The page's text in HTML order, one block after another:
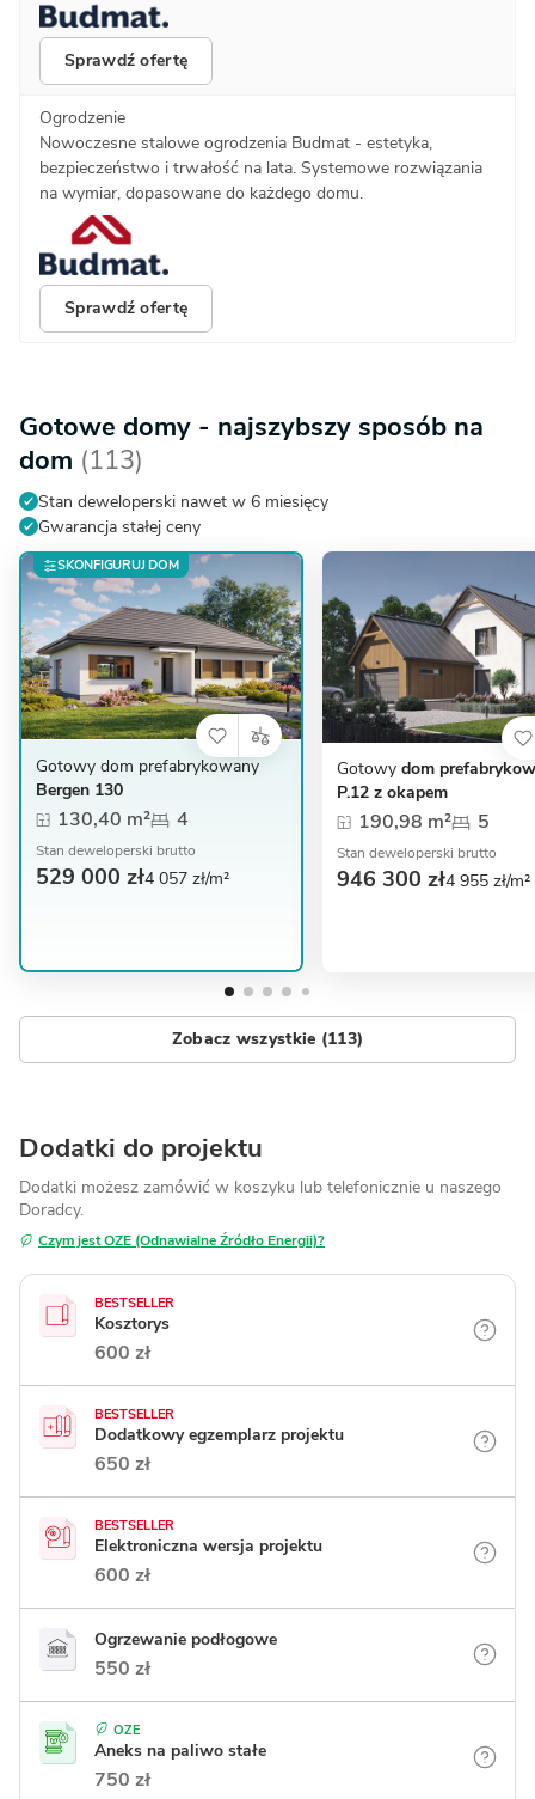
Sprawdź ofertę
Ogrodzenie
Nowoczesne stalowe ogrodzenia Budmat - estetyka,
bezpieczeństwo i trwałość na lata. Systemowe rozwiązania
na wymiar, dopasowane do każdego domu.
Sprawdź ofertę
Gotowe domy - najszybszy sposób na
dom (113)
Stan deweloperski nawet w 6 miesięcy
Gwarancja stałej ceny
SKONFIGURUJ DOM
Gotowy dom prefabrykowany
Bergen 130
130,40 m² 4
Stan deweloperski brutto
529 000 zł4 057 zł/m²
Gotowy dom
P.12 z okapem
190,98 m² 5
Stan deweloperski brutto
946 300 zł4 955 zł/m²
Zobacz wszystkie (113)
Dodatki do projektu
Dodatki możesz zamówić w koszyku lub telefonicznie u naszego
Doradcy.
Czym jest OZE (Odnawialne Źródło Energii)?
BESTSELLER
Kosztorys
600 zł
BESTSELLER
Dodatkowy egzemplarz projektu
650 zł
BESTSELLER
Elektroniczna wersja projektu
600 zł
Ogrzewanie podłogowe
550 zł
OZE
Aneks na paliwo stałe
750 zł